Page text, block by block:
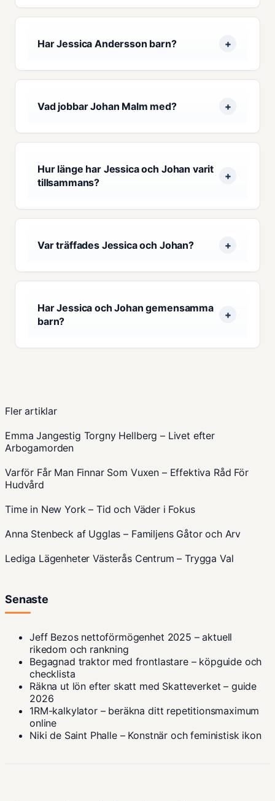
Har Jessica Andersson barn?
Vad jobbar Johan Malm med?
Hur länge har Jessica och Johan varit
tillsammans?
Var träffades Jessica och Johan?
Har Jessica och Johan gemensamma
barn?
Fler artiklar
Emma Jangestig Torgny Hellberg – Livet efter
Arbogamorden
Varför Får Man Finnar Som Vuxen – Effektiva Råd För
Hudvård
Time in New York – Tid och Väder i Fokus
Anna Stenbeck af Ugglas – Familjens Gåtor och Arv
Lediga Lägenheter Västerås Centrum – Trygga Val
Senaste
Jeff Bezos nettoförmögenhet 2025 – aktuell
rikedom och rankning
Begagnad traktor med frontlastare – köpguide och
checklista
Räkna ut lön efter skatt med Skatteverket – guide
2026
1RM-kalkylator – beräkna ditt repetitionsmaximum
online
Niki de Saint Phalle – Konstnär och feministisk ikon